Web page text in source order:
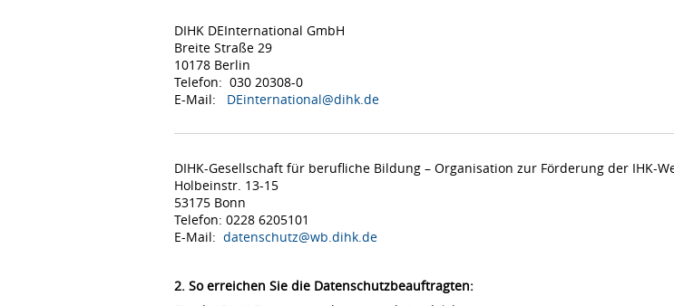
DIHK DEInternational GmbH
Breite Straße 29
10178 Berlin
Telefon: 030 20308-0
E-Mail: DEinternational@dihk.de
DIHK-Gesellschaft für berufliche Bildung – Organisation zur Förderung der IHK-
Holbeinstr. 13-15
53175 Bonn
Telefon: 0228 6205101
E-Mail: datenschutz@wb.dihk.de
2. So erreichen Sie die Datenschutzbeauftragten: